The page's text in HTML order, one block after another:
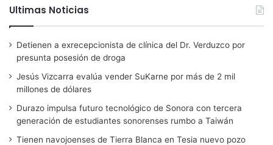
Ultimas Noticias
Detienen a exrecepcionista de clínica del Dr. Verduzco por
presunta posesión de droga
Jesús Vizcarra evalúa vender SuKarne por más de 2 mil
millones de dólares
Durazo impulsa futuro tecnológico de Sonora con tercera
generación de estudiantes sonorenses rumbo a Taiwán
Tienen navojoenses de Tierra Blanca en Tesia nuevo pozo